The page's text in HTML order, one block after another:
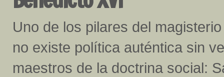
Uno de los pilares del
no existe política auténtica sin
maestros de la doctrina social: